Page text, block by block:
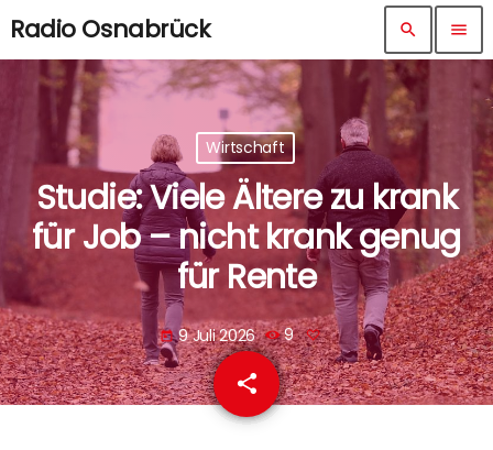
Radio Osnabrück search menu
Wirtschaft
Studie: Viele Ältere zu krank
für Job – nicht krank genug
für Rente
today 9 Juli 2026 9
share
email